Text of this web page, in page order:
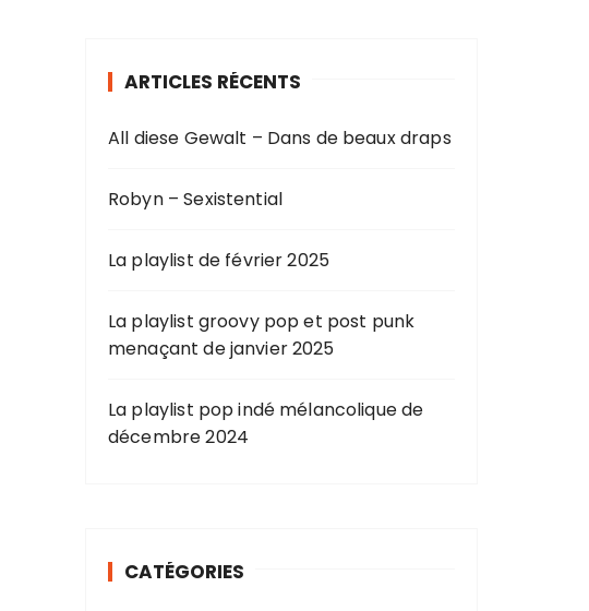
ARTICLES RÉCENTS
All diese Gewalt – Dans de beaux draps
Robyn – Sexistential
La playlist de février 2025
La playlist groovy pop et post punk
menaçant de janvier 2025
La playlist pop indé mélancolique de
décembre 2024
CATÉGORIES